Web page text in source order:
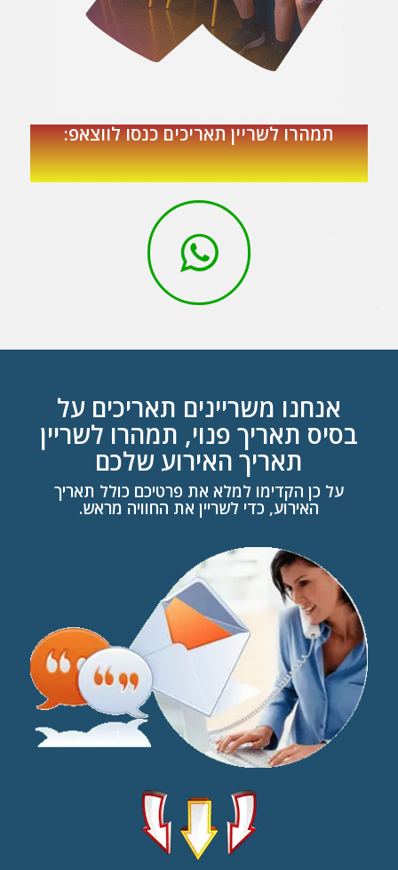
תמהרו לשריין תאריכים כנסו לווצאפ:
אנחנו משריינים תאריכים על
בסיס תאריך פנוי, תמהרו לשריין
תאריך האירוע שלכם
על כן הקדימו למלא את פרטיכם כולל תאריך
האירוע, כדי לשריין את החוויה מראש.